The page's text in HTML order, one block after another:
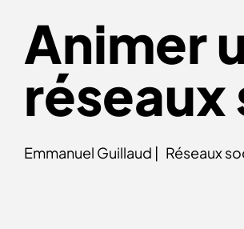
Animer
réseaux
Emmanuel Guillaud | Réseaux